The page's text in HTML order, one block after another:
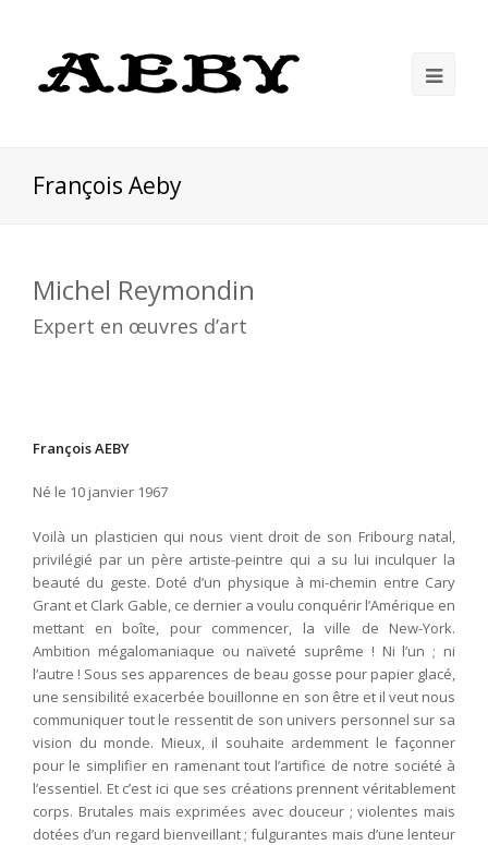
François Aeby
Michel Reymondin
Expert en œuvres d’art
François AEBY
Né le 10 janvier 1967
Voilà un plasticien qui nous vient droit de son Fribourg natal,
privilégié par un père artiste-peintre qui a su lui inculquer la
beauté du geste. Doté d’un physique à mi-chemin entre Cary
Grant et Clark Gable, ce dernier a voulu conquérir l’Amérique en
mettant en boîte, pour commencer, la ville de New-York.
Ambition mégalomaniaque ou naïveté suprême ! Ni l’un ; ni
l’autre ! Sous ses apparences de beau gosse pour papier glacé,
une sensibilité exacerbée bouillonne en son être et il veut nous
communiquer tout le ressentit de son univers personnel sur sa
vision du monde. Mieux, il souhaite ardemment le façonner
pour le simplifier en ramenant tout l’artifice de notre société à
l’essentiel. Et c’est ici que ses créations prennent véritablement
corps. Brutales mais exprimées avec douceur ; violentes mais
dotées d’un regard bienveillant ; fulgurantes mais d’une lenteur